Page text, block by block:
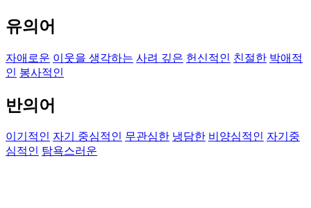
유의어
자애로운 이웃을 생각하는 사려 깊은 헌신적인 친절한 박애적
인 봉사적인
반의어
이기적인 자기 중심적인 무관심한 냉담한 비양심적인 자기중
심적인 탐욕스러운